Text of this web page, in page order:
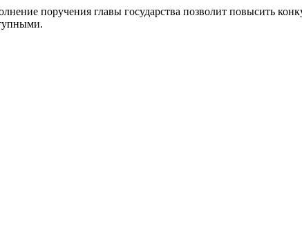
поручения главы государства позволит повысить